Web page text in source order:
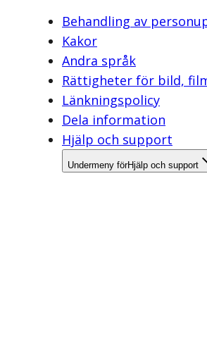
Behandling av
Kakor
Andra språk
Rättigheter för bild,
Länkningspolicy
Dela information
Hjälp och support
Undermeny förHjälp och support